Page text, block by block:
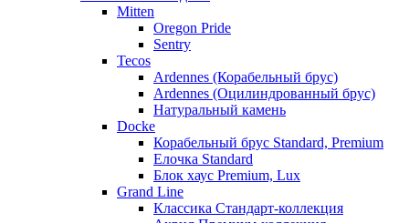
Mitten
Oregon Pride
Sentry
Tecos
Ardennes (Корабельный брус)
Ardennes (Оцилиндрованный брус)
Натуральный камень
Docke
Корабельный брус Standard, Premium
Елочка Standard
Блок хаус Premium, Lux
Grand Line
Классика Стандарт-коллекция